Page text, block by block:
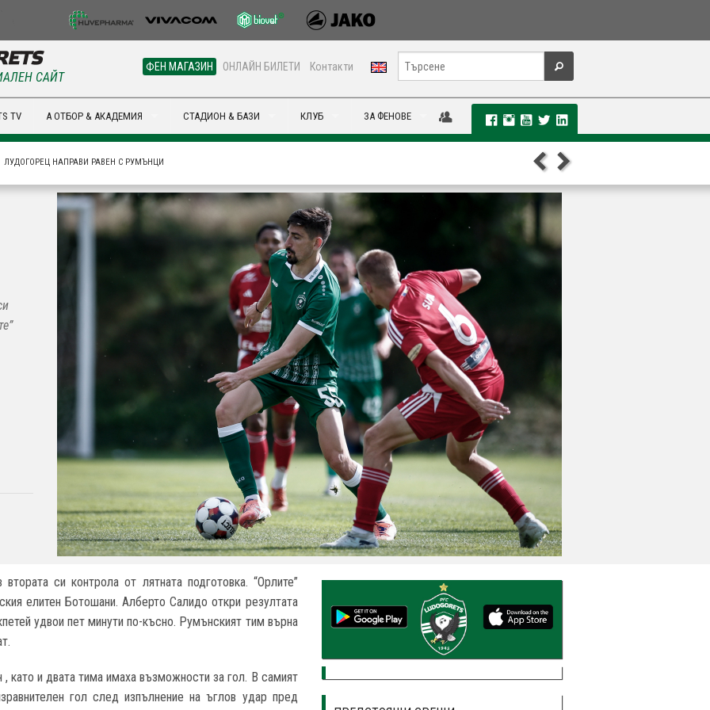
ФЕН МАГАЗИН ОНЛАЙН БИЛЕТИ Контакти
САЙТ
TV А ОТБОР & АКАДЕМИЯ СТАДИОН & БАЗИ КЛУБ ЗА ФЕНОВЕ
ЛУДОГОРЕЦ НАПРАВИ РАВЕН С РУМЪНЦИ
си контрола от лятната подготовка. “Орлите”
елитен Ботошани. Алберто Салидо откри резултата
удвои пет минути по-късно. Румънският тим върна
като и двата тима имаха възможности за гол. В самият
гол след изпълнение на ъглов удар пред